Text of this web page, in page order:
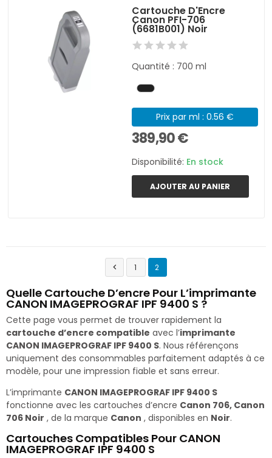
Cartouche D'Encre
Canon PFI-706
(6681B001) Noir
Quantité : 700 ml
Prix par ml : 0.56 €
389,90 €
Disponibilité: En stock
AJOUTER AU PANIER
 1 2
Quelle Cartouche D’encre Pour L’imprimante
CANON IMAGEPROGRAF IPF 9400 S ?
Cette page vous permet de trouver rapidement la
cartouche d’encre compatible avec l’imprimante
CANON IMAGEPROGRAF IPF 9400 S. Nous référençons
uniquement des consommables parfaitement adaptés à ce
modèle, pour une impression fiable et sans erreur.
L’imprimante CANON IMAGEPROGRAF IPF 9400 S
fonctionne avec les cartouches d’encre Canon 706, Canon
706 Noir , de la marque Canon , disponibles en Noir.
Cartouches Compatibles Pour CANON
IMAGEPROGRAF IPF 9400 S